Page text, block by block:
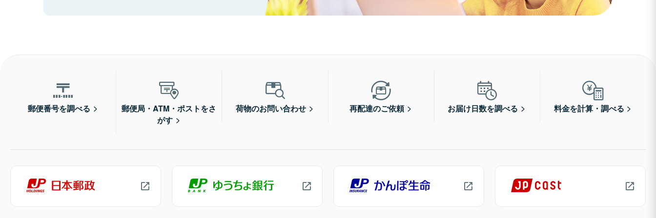
郵便番号を調べる
郵便局・ATM・ポストをさ
がす
荷物のお問い合わせ 再配達のご依頼 お届け日数を調べる 料金を計算・調べる